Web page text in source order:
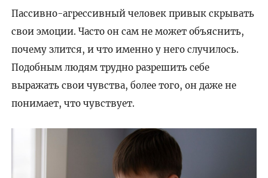
Пассивно-агрессивный человек привык скрывать
свои эмоции. Часто он сам не может объяснить,
почему злится, и что именно у него случилось.
Подобным людям трудно разрешить себе
выражать свои чувства, более того, он даже не
понимает, что чувствует.